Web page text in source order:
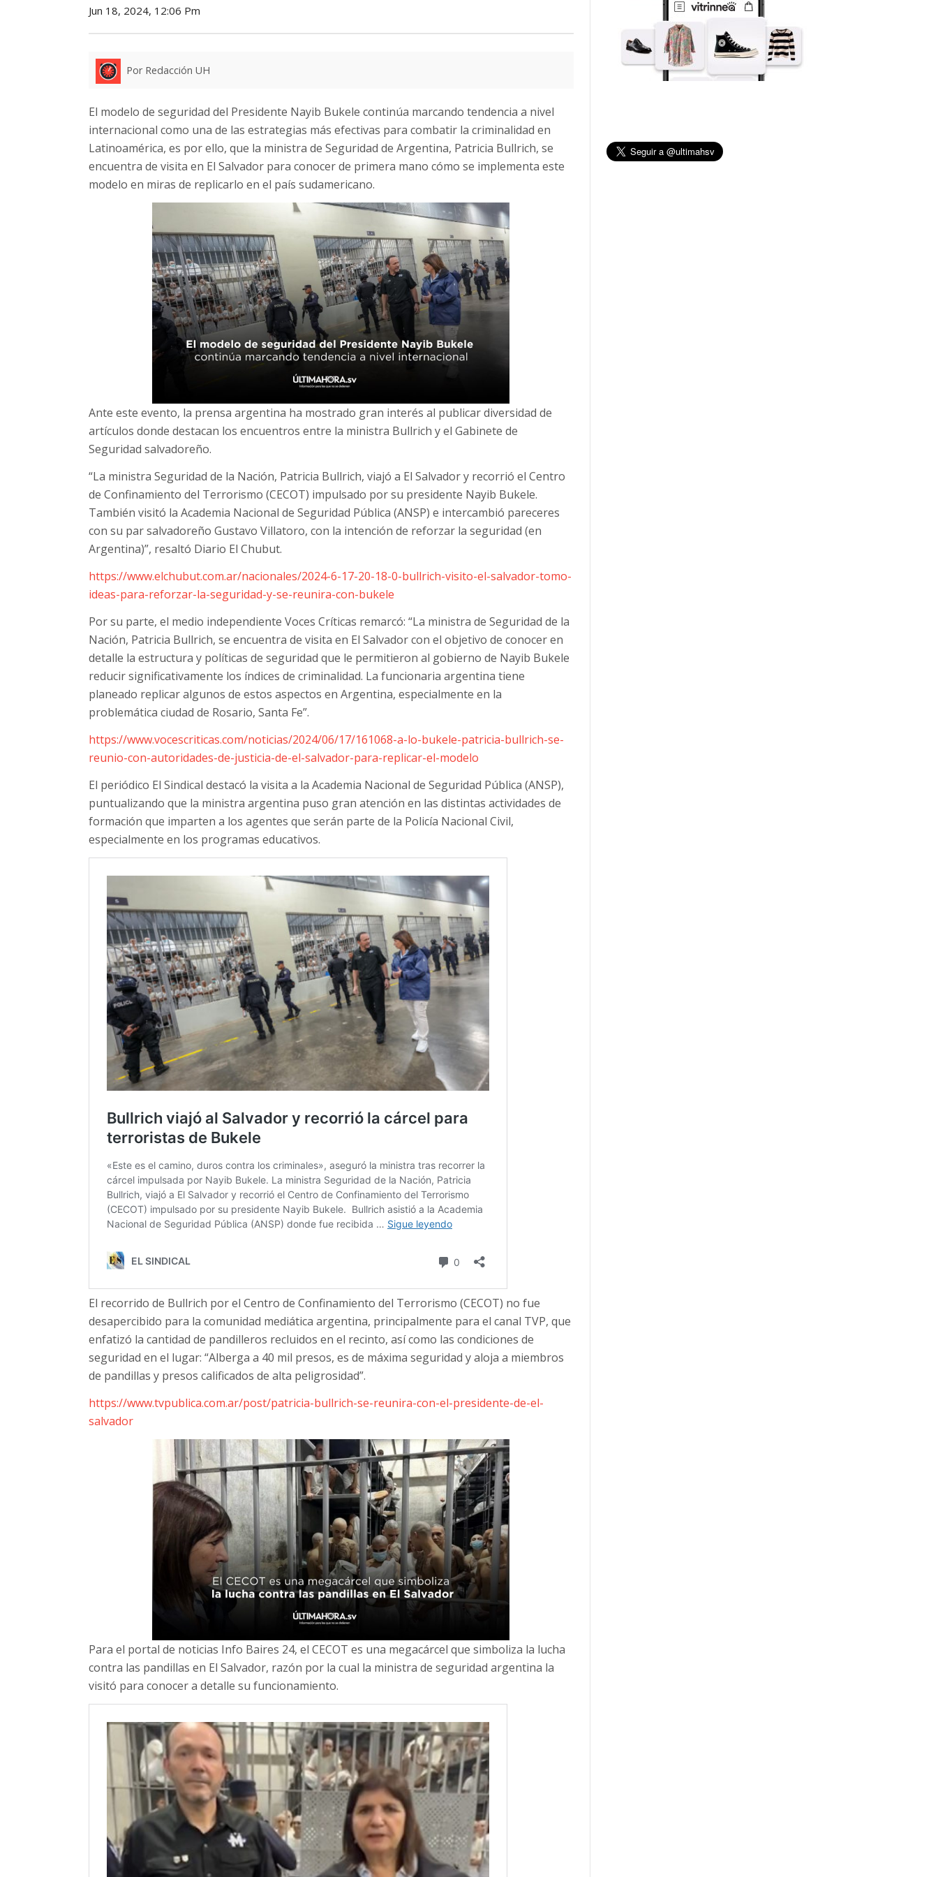
Jun 18, 2024, 12:06 Pm
Por Redacción UH
El modelo de seguridad del Presidente Nayib Bukele continúa marcando tendencia a nivel
internacional como una de las estrategias más efectivas para combatir la criminalidad en
Latinoamérica, es por ello, que la ministra de Seguridad de Argentina, Patricia Bullrich, se
encuentra de visita en El Salvador para conocer de primera mano cómo se implementa este
modelo en miras de replicarlo en el país sudamericano.
Ante este evento, la prensa argentina ha mostrado gran interés al publicar diversidad de
artículos donde destacan los encuentros entre la ministra Bullrich y el Gabinete de
Seguridad salvadoreño.
“La ministra Seguridad de la Nación, Patricia Bullrich, viajó a El Salvador y recorrió el Centro
de Confinamiento del Terrorismo (CECOT) impulsado por su presidente Nayib Bukele.
También visitó la Academia Nacional de Seguridad Pública (ANSP) e intercambió pareceres
con su par salvadoreño Gustavo Villatoro, con la intención de reforzar la seguridad (en
Argentina)”, resaltó Diario El Chubut.
https://www.elchubut.com.ar/nacionales/2024-6-17-20-18-0-bullrich-visito-el-salvador-tomo-
ideas-para-reforzar-la-seguridad-y-se-reunira-con-bukele
Por su parte, el medio independiente Voces Críticas remarcó: “La ministra de Seguridad de la
Nación, Patricia Bullrich, se encuentra de visita en El Salvador con el objetivo de conocer en
detalle la estructura y políticas de seguridad que le permitieron al gobierno de Nayib Bukele
reducir significativamente los índices de criminalidad. La funcionaria argentina tiene
planeado replicar algunos de estos aspectos en Argentina, especialmente en la
problemática ciudad de Rosario, Santa Fe”.
https://www.vocescriticas.com/noticias/2024/06/17/161068-a-lo-bukele-patricia-bullrich-se-
reunio-con-autoridades-de-justicia-de-el-salvador-para-replicar-el-modelo
El periódico El Sindical destacó la visita a la Academia Nacional de Seguridad Pública (ANSP),
puntualizando que la ministra argentina puso gran atención en las distintas actividades de
formación que imparten a los agentes que serán parte de la Policía Nacional Civil,
especialmente en los programas educativos.
El recorrido de Bullrich por el Centro de Confinamiento del Terrorismo (CECOT) no fue
desapercibido para la comunidad mediática argentina, principalmente para el canal TVP, que
enfatizó la cantidad de pandilleros recluidos en el recinto, así como las condiciones de
seguridad en el lugar: “Alberga a 40 mil presos, es de máxima seguridad y aloja a miembros
de pandillas y presos calificados de alta peligrosidad”.
https://www.tvpublica.com.ar/post/patricia-bullrich-se-reunira-con-el-presidente-de-el-
salvador
Para el portal de noticias Info Baires 24, el CECOT es una megacárcel que simboliza la lucha
contra las pandillas en El Salvador, razón por la cual la ministra de seguridad argentina la
visitó para conocer a detalle su funcionamiento.